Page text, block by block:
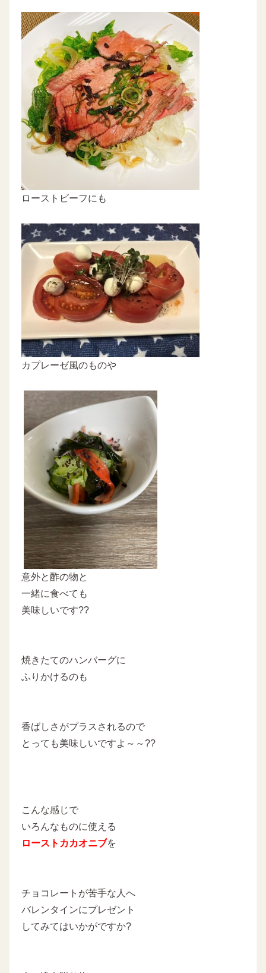
ローストビーフにも
カプレーゼ風のものや
意外と酢の物と
一緒に食べても
美味しいです??
焼きたてのハンバーグに
ふりかけるのも
香ばしさがプラスされるので
とっても美味しいですよ～～??
こんな感じで
いろんなものに使える
ローストカカオニブを
チョコレートが苦手な人へ
バレンタインにプレゼント
してみてはいかがですか?